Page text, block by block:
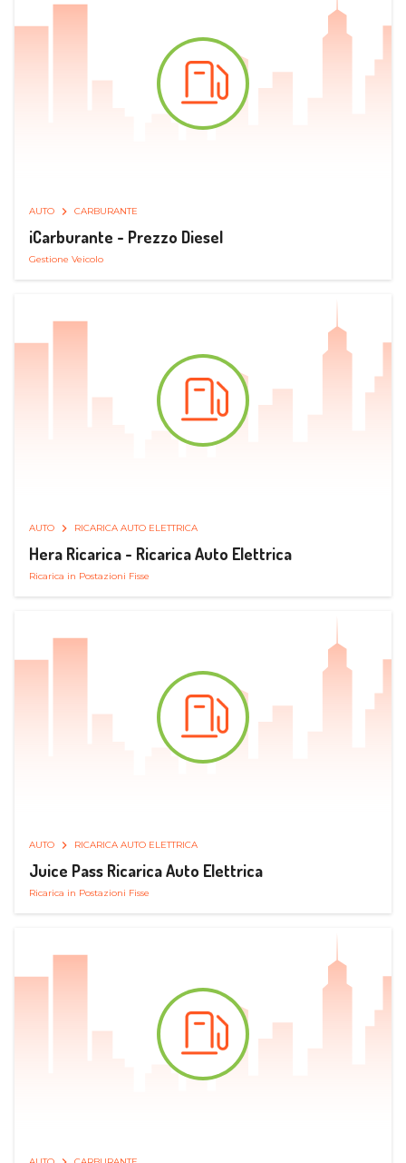
AUTO CARBURANTE
iCarburante - Prezzo Diesel
Gestione Veicolo
AUTO RICARICA AUTO ELETTRICA
Hera Ricarica - Ricarica Auto Elettrica
Ricarica in Postazioni Fisse
AUTO RICARICA AUTO ELETTRICA
Juice Pass Ricarica Auto Elettrica
Ricarica in Postazioni Fisse